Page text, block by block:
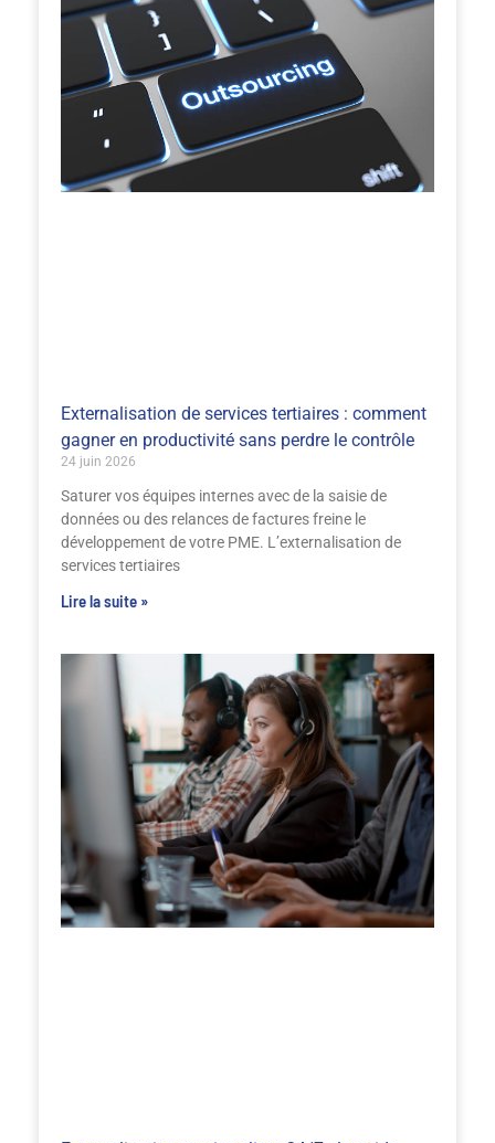
Externalisation de services tertiaires : comment
gagner en productivité sans perdre le contrôle
24 juin 2026
Saturer vos équipes internes avec de la saisie de
données ou des relances de factures freine le
développement de votre PME. L’externalisation de
services tertiaires
Lire la suite »